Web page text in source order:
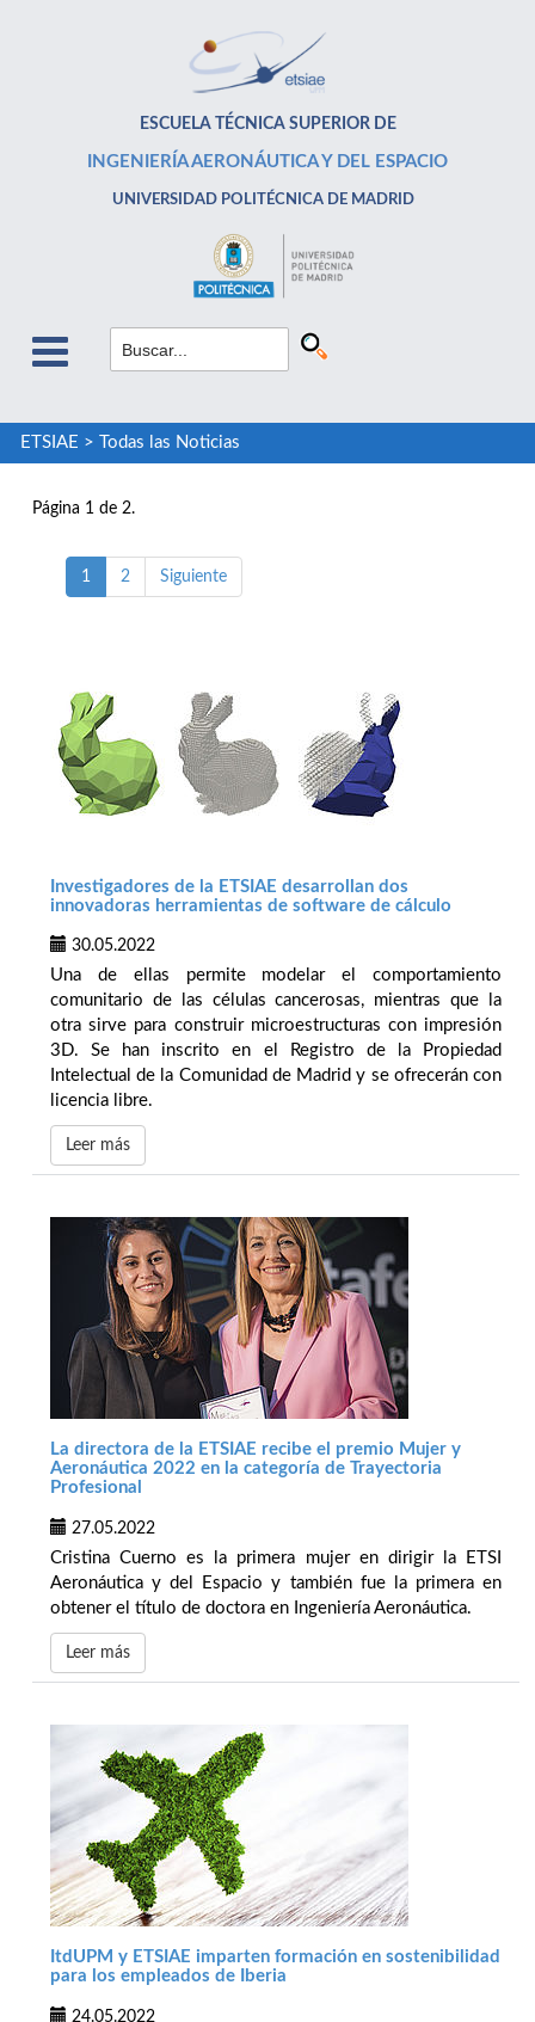
ESCUELA TÉCNICA SUPERIOR DE
INGENIERÍA AERONÁUTICA Y DEL ESPACIO
UNIVERSIDAD POLITÉCNICA DE MADRID
ETSIAE > Todas las Noticias
Página 1 de 2.
1 2 Siguiente
Investigadores de la ETSIAE desarrollan dos
innovadoras herramientas de software de cálculo
30.05.2022
Una de ellas permite modelar el comportamiento
comunitario de las células cancerosas, mientras que la
otra sirve para construir microestructuras con impresión
3D. Se han inscrito en el Registro de la Propiedad
Intelectual de la Comunidad de Madrid y se ofrecerán con
licencia libre.
Leer más
La directora de la ETSIAE recibe el premio Mujer y
Aeronáutica 2022 en la categoría de Trayectoria
Profesional
27.05.2022
Cristina Cuerno es la primera mujer en dirigir la ETSI
Aeronáutica y del Espacio y también fue la primera en
obtener el título de doctora en Ingeniería Aeronáutica.
Leer más
ItdUPM y ETSIAE imparten formación en sostenibilidad
para los empleados de Iberia
24.05.2022